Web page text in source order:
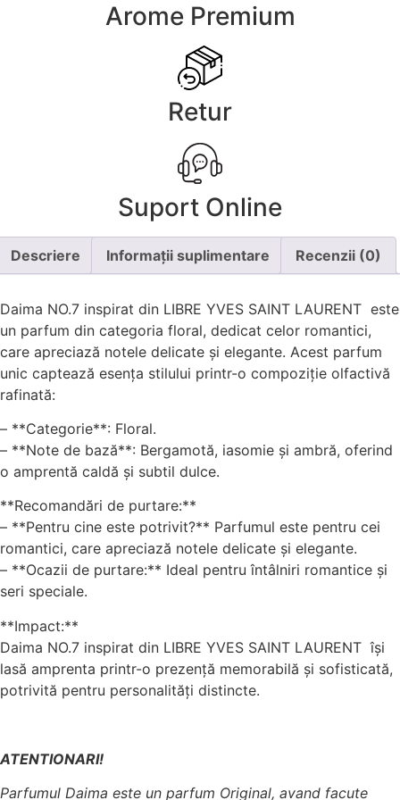
Arome Premium
Retur
Suport Online
Descriere Informații suplimentare Recenzii (0)
Daima NO.7 inspirat din LIBRE YVES SAINT LAURENT este
un parfum din categoria floral, dedicat celor romantici,
care apreciază notele delicate și elegante. Acest parfum
unic captează esența stilului printr-o compoziție olfactivă
rafinată:
– **Categorie**: Floral.
– **Note de bază**: Bergamotă, iasomie și ambră, oferind
o amprentă caldă și subtil dulce.
**Recomandări de purtare:**
– **Pentru cine este potrivit?** Parfumul este pentru cei
romantici, care apreciază notele delicate și elegante.
– **Ocazii de purtare:** Ideal pentru întâlniri romantice și
seri speciale.
**Impact:**
Daima NO.7 inspirat din LIBRE YVES SAINT LAURENT își
lasă amprenta printr-o prezență memorabilă și sofisticată,
potrivită pentru personalități distincte.
ATENTIONARI!
Parfumul Daima este un parfum Original, avand facute